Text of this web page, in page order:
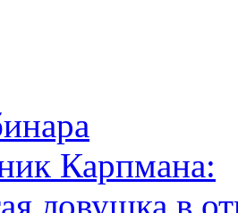
Карпмана:
ловушка в